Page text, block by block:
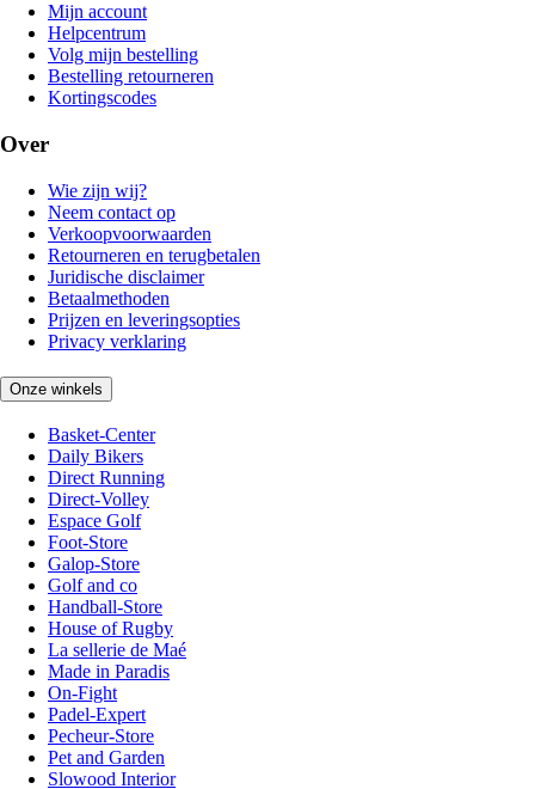
Mijn account
Helpcentrum
Volg mijn bestelling
Bestelling retourneren
Kortingscodes
Over
Wie zijn wij?
Neem contact op
Verkoopvoorwaarden
Retourneren en terugbetalen
Juridische disclaimer
Betaalmethoden
Prijzen en leveringsopties
Privacy verklaring
Onze winkels
Basket-Center
Daily Bikers
Direct Running
Direct-Volley
Espace Golf
Foot-Store
Galop-Store
Golf and co
Handball-Store
House of Rugby
La sellerie de Maé
Made in Paradis
On-Fight
Padel-Expert
Pecheur-Store
Pet and Garden
Slowood Interior